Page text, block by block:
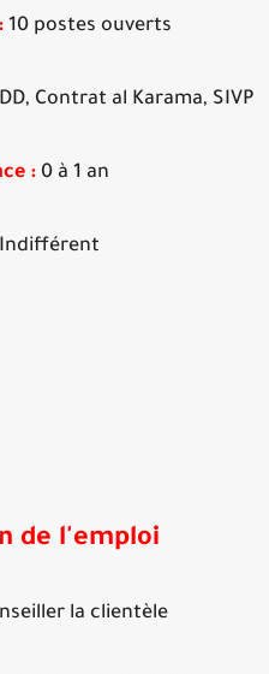
10 postes ouverts
Contrat al Karama, SIVP
:0 à 1 an
Indifférent
de l'emploi
la clientèle